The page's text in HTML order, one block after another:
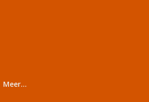
Meer…